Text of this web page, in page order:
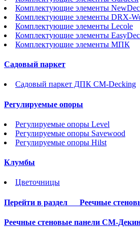
Комплектующие элементы
Комплектующие элементы DRX-
Комплектующие элементы Lecole
Комплектующие элементы
Комплектующие элементы МПК
Садовый паркет
Садовый паркет ДПК CM-Decking
Регулируемые опоры
Регулируемые опоры Level
Регулируемые опоры Savewood
Регулируемые опоры Hilst
Клумбы
Цветочницы
Перейти в раздел Реечные
Реечные стеновые панели СМ-